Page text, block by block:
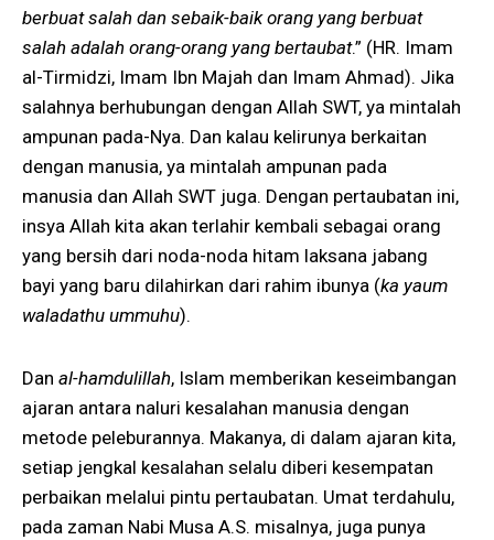
berbuat salah dan sebaik-baik orang yang berbuat
salah adalah orang-orang yang bertaubat.” (HR. Imam
al-Tirmidzi, Imam Ibn Majah dan Imam Ahmad). Jika
salahnya berhubungan dengan Allah SWT, ya mintalah
ampunan pada-Nya. Dan kalau kelirunya berkaitan
dengan manusia, ya mintalah ampunan pada
manusia dan Allah SWT juga. Dengan pertaubatan ini,
insya Allah kita akan terlahir kembali sebagai orang
yang bersih dari noda-noda hitam laksana jabang
bayi yang baru dilahirkan dari rahim ibunya (ka yaum
waladathu ummuhu).
Dan al-hamdulillah, Islam memberikan keseimbangan
ajaran antara naluri kesalahan manusia dengan
metode peleburannya. Makanya, di dalam ajaran kita,
setiap jengkal kesalahan selalu diberi kesempatan
perbaikan melalui pintu pertaubatan. Umat terdahulu,
pada zaman Nabi Musa A.S. misalnya, juga punya